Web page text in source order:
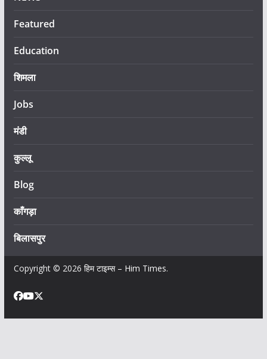
Featured
Education
शिमला
Jobs
मंडी
कुल्लू
Blog
काँगड़ा
बिलासपुर
Copyright © 2026 हिम टाइम्स – Him Times.